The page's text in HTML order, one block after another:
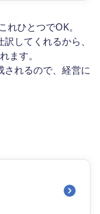
ひとつでOK。
してくれるから、
ます。
されるので、経営に